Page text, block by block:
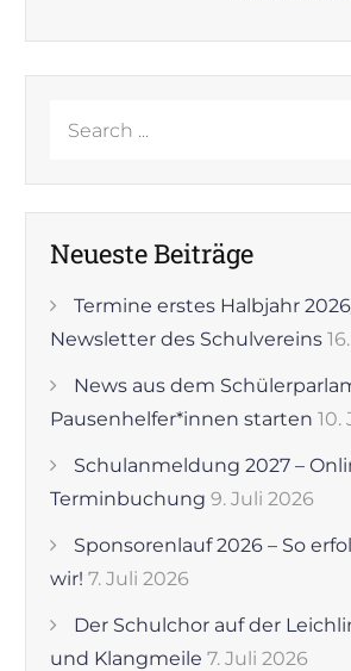
Neueste Beiträge
Termine erstes Halbjahr
Newsletter des Schulvereins
News aus dem
Pausenhelfer*innen starten 10.
Schulanmeldung 2027 –
Terminbuchung 9. Juli 2026
Sponsorenlauf 2026 – So
wir! 7. Juli 2026
Der Schulchor auf der
und Klangmeile 7. Juli 2026